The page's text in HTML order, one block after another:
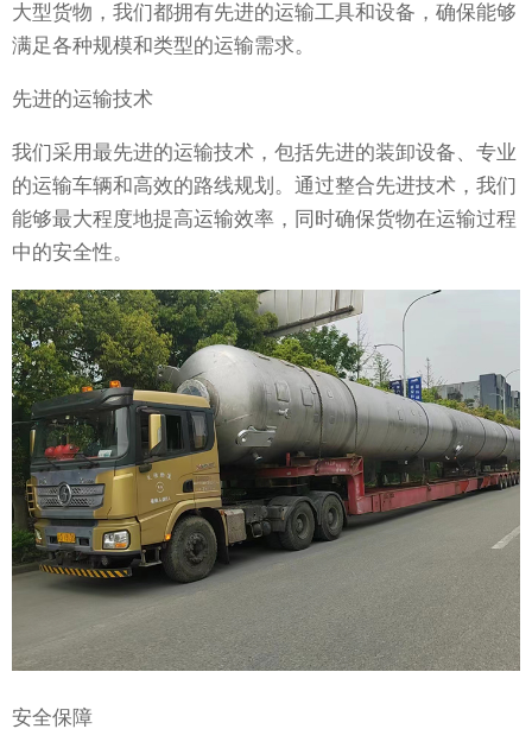
大型货物，我们都拥有先进的运输工具和设备，确保能够
满足各种规模和类型的运输需求。
先进的运输技术
我们采用最先进的运输技术，包括先进的装卸设备、专业
的运输车辆和高效的路线规划。通过整合先进技术，我们
能够最大程度地提高运输效率，同时确保货物在运输过程
中的安全性。
安全保障